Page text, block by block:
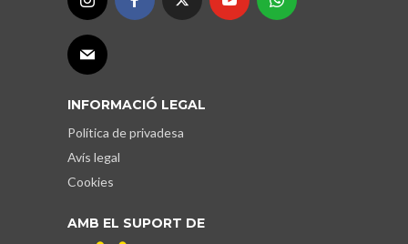
INFORMACIÓ LEGAL
Política de privadesa
Avís legal
Cookies
AMB EL SUPORT DE